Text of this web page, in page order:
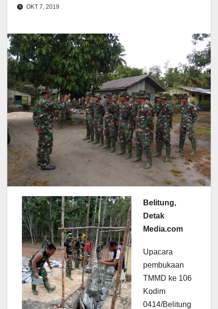
OKT 7, 2019
Belitung,
Detak
Media.com
Upacara
pembukaan
TMMD ke 106
Kodim
0414/Belitung